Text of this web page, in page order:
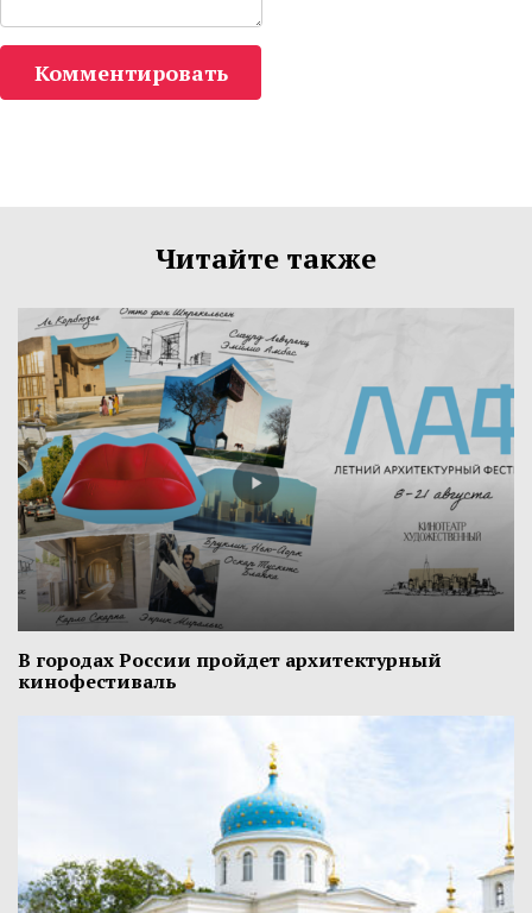
Комментировать
Читайте также
В городах России пройдет архитектурный
кинофестиваль